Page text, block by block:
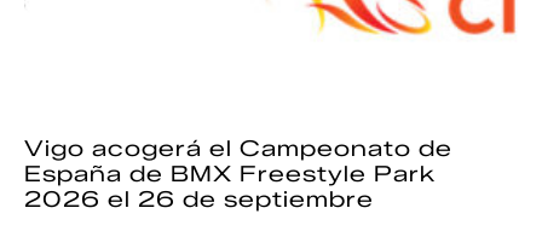
Vigo acogerá el Campeonato de
España de BMX Freestyle Park
2026 el 26 de septiembre